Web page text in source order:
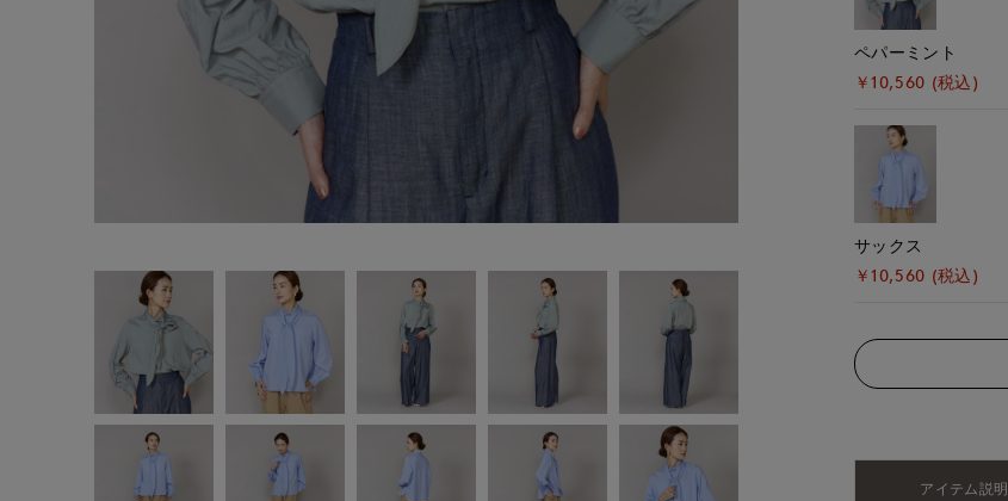
ペパーミント
￥10,560 (税込)
サックス
￥10,560 (税込)
アイテム説明